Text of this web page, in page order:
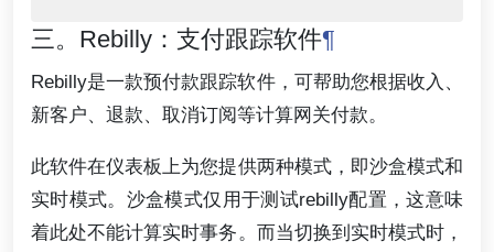
三。Rebilly：支付跟踪软件¶
Rebilly是一款预付款跟踪软件，可帮助您根据收入、
新客户、退款、取消订阅等计算网关付款。
此软件在仪表板上为您提供两种模式，即沙盒模式和
实时模式。沙盒模式仅用于测试rebilly配置，这意味
着此处不能计算实时事务。而当切换到实时模式时，